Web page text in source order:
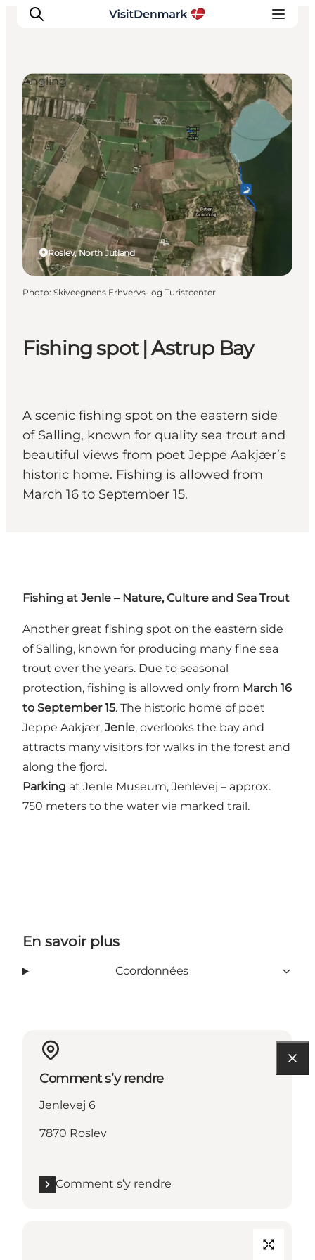
Inspirations
Destinations
Quoi faire
Hébergements
Planifiez votre voyage
Fishing spot | Astrup Bay
A scenic fishing spot on the eastern side
of Salling, known for quality sea trout and
beautiful views from poet Jeppe Aakjær’s
historic home. Fishing is allowed from
March 16 to September 15.
Roslev, North Jutland
Angling
Photo: Skiveegnens Erhvervs- og Turistcenter
Fishing at Jenle – Nature, Culture and Sea Trout
Another great fishing spot on the eastern side
of Salling, known for producing many fine sea
trout over the years. Due to seasonal
protection, fishing is allowed only from March 16
to September 15. The historic home of poet
Jeppe Aakjær, Jenle, overlooks the bay and
attracts many visitors for walks in the forest and
along the fjord.
Parking at Jenle Museum, Jenlevej – approx.
750 meters to the water via marked trail.
En savoir plus
Coordonnées
Comment s’y rendre
Jenlevej 6
7870 Roslev
Comment s’y rendre